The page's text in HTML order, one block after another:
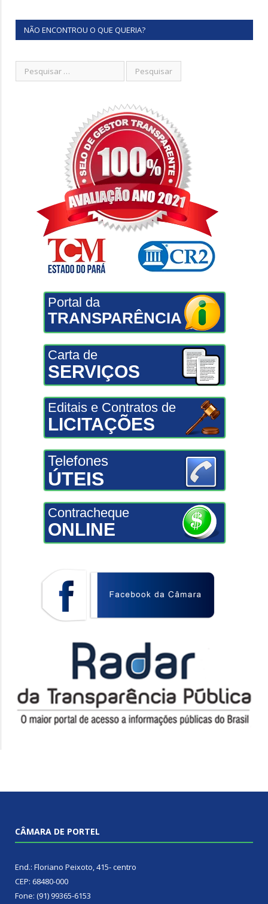
NÃO ENCONTROU O QUE QUERIA?
Portal da
TRANSPARÊNCIA
Carta de
SERVIÇOS
Editais e Contratos de
LICITAÇÕES
Telefones
ÚTEIS
Contracheque
ONLINE
CÂMARA DE PORTEL
End.: Floriano Peixoto, 415- centro
CEP: 68480-000
Fone: (91) 99365-6153